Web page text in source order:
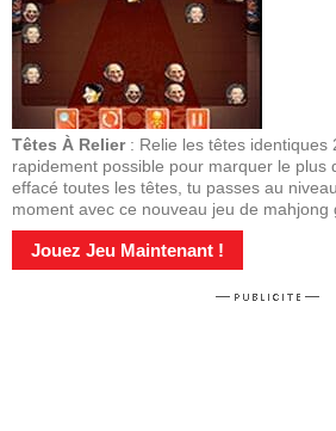
Têtes À Relier: Relie les têtes identiques
rapidement possible pour marquer le plus
effacé toutes les têtes, tu passes au
moment avec ce nouveau jeu de mahjong
Jouez Jeu Maintenant !